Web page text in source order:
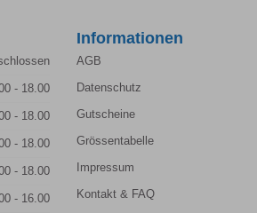
- 18.00
- 18.00
- 18.00
- 18.00
- 16.00
Informationen
AGB
Datenschutz
Gutscheine
Grössentabelle
Impressum
Kontakt & FAQ